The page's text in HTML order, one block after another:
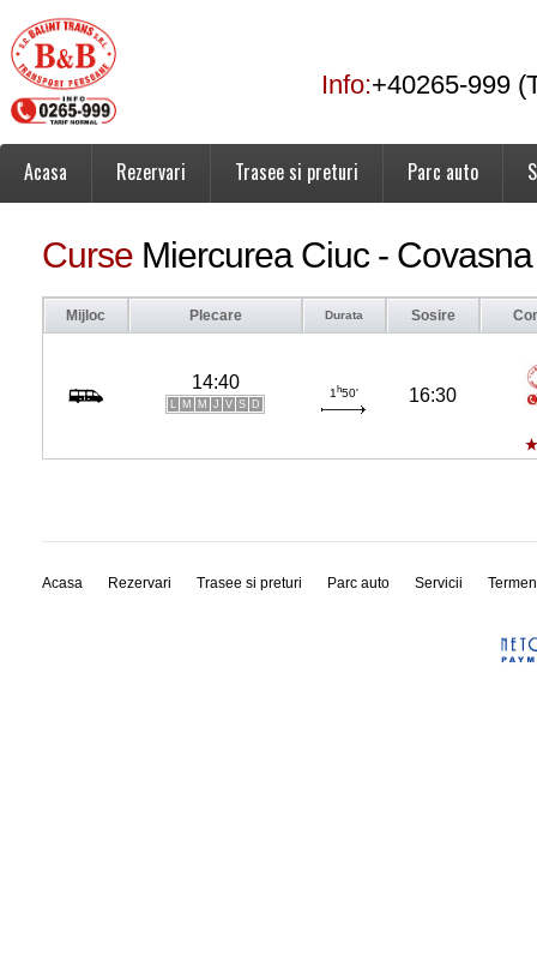
Info:+40265-999
Acasa Rezervari Trasee si preturi Parc auto
Curse Miercurea Ciuc - Covasna
Mijloc Plecare Durata Sosire
14:40
L M M J V S D
1 h50' 16:30
Acasa Rezervari Trasee si preturi Parc auto Servicii